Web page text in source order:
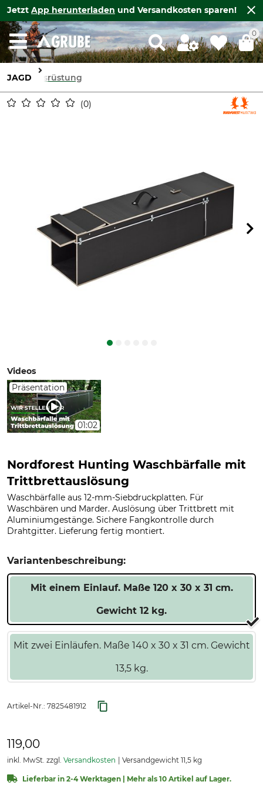
Jetzt App herunterladen und Versandkosten sparen!
0
JAGD Ausrüstung
0
Videos
Präsentation
01:02
Nordforest Hunting Waschbärfalle mit
Trittbrettauslösung
Waschbärfalle aus 12-mm-Siebdruckplatten. Für
Waschbären und Marder. Auslösung über Trittbrett mit
Aluminiumgestänge. Sichere Fangkontrolle durch
Drahtgitter. Lieferung fertig montiert.
Variantenbeschreibung:
Mit einem Einlauf. Maße 120 x 30 x 31 cm.
Gewicht 12 kg.
Mit zwei Einläufen. Maße 140 x 30 x 31 cm. Gewicht
13,5 kg.
Artikel-Nr.: 7825481912
119,00
inkl. MwSt. zzgl. Versandkosten Versandgewicht 11,5 kg
Lieferbar in 2-4 Werktagen | Mehr als 10 Artikel auf Lager.